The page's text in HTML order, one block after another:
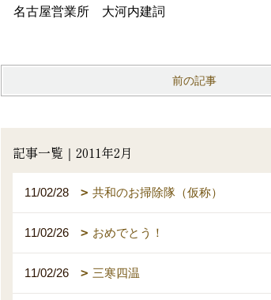
名古屋営業所 大河内建詞
前の記事
記事一覧｜2011年2月
11/02/28 共和のお掃除隊（仮称）
11/02/26 おめでとう！
11/02/26 三寒四温